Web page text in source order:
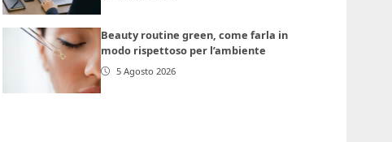
Beauty routine green, come farla in
modo rispettoso per l’ambiente
5 Agosto 2026